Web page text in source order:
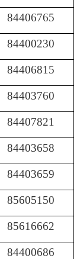
84406765
84400230
84406815
84403760
84407821
84403658
84403659
85605150
85616662
84400686